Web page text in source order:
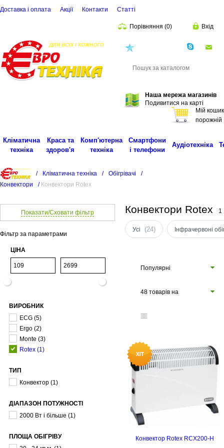
Доставка і оплата Акції Контакти Статті
Порівняння (0) Вхід
Наша мережа магазинів
Подивитися на карті
Мій кошик
порожній
Кліматична
техніка
Краса та
здоров'я
Комп'ютерна
техніка
Смартфони
і телефони
Аудіотехніка
/ Кліматична техніка / Обігрівачі
/
Конвектори
/ Конвектори Rotex
Показати/Сховати фільтр
Фільтр за параметрами
ЦІНА
ВИРОБНИК
ECG (5)
Ergo (2)
Monte (3)
Rotex (1)
ТИП
Конвектор (1)
ДІАПАЗОН ПОТУЖНОСТІ
2000 Вт і більше (1)
ПЛОЩА ОБІГРІВУ
Конвектори Rotex 1
Усі (24) Інфрачервоні
Популярні
48 товарів на
Конвектор Rotex RCX200-H